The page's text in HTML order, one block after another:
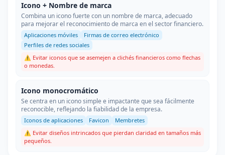
Icono + Nombre de marca
Combina un icono fuerte con un nombre de marca, adecuado
para mejorar el reconocimiento de marca en el sector financiero.
Aplicaciones móviles
Firmas de correo electrónico
Perfiles de redes sociales
⚠️ Evitar iconos que se asemejen a clichés financieros como flechas
o monedas.
Icono monocromático
Se centra en un icono simple e impactante que sea fácilmente
reconocible, reflejando la fiabilidad de la empresa.
Iconos de aplicaciones Favicon
Membretes
⚠️ Evitar diseños intrincados que pierdan claridad en tamaños más
pequeños.